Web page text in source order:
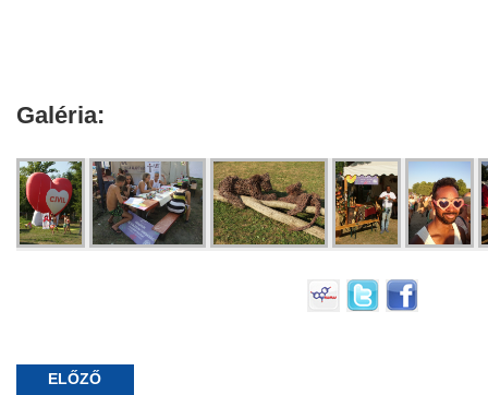
Galéria:
ELŐZŐ